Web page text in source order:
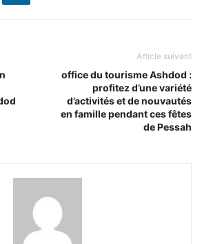
Article suivant
office du tourisme Ashdod :
profitez d’une variété
d’activités et de nouvautés
en famille pendant ces fêtes
de Pessah